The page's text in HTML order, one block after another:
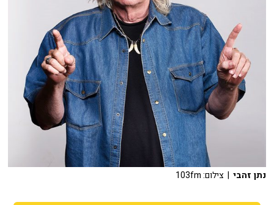
נתן זהבי | צילום: 103fm